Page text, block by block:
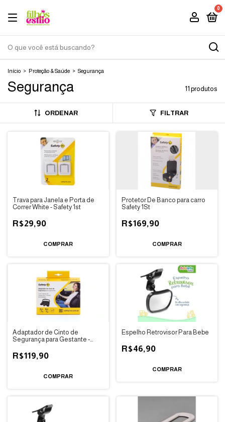
0
Início > Proteção & Saúde > Segurança
Segurança 11 produtos
ORDENAR FILTRAR
Trava para Janela e Porta de
Correr White - Safety 1st
R$29,90
Protetor De Banco para carro
Safety 1St
R$169,90
Adaptador de Cinto de
Segurança para Gestante -
R$119,90
Espelho Retrovisor Para Bebe
R$46,90